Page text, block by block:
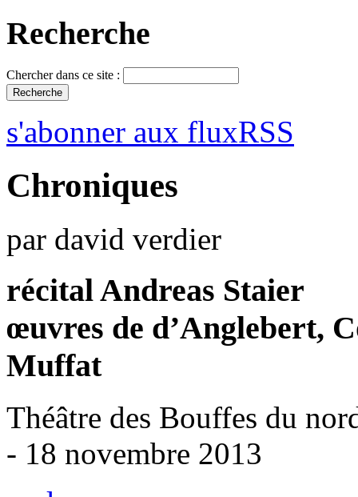
Recherche
Chercher dans ce site :
s'abonner aux fluxRSS
Chroniques
par david verdier
récital Andreas Staier
œuvres de d’Anglebert,
Muffat
Théâtre des Bouffes du
- 18 novembre 2013